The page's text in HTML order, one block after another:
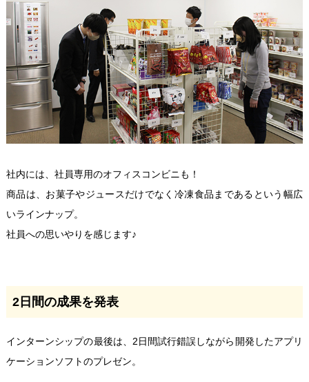
社内には、社員専用のオフィスコンビニも！
商品は、お菓子やジュースだけでなく冷凍食品まであるという幅広
いラインナップ。
社員への思いやりを感じます♪
2日間の成果を発表
インターンシップの最後は、2日間試行錯誤しながら開発したアプリ
ケーションソフトのプレゼン。